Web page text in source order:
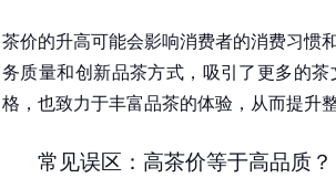
茶价的升高可能会影响消费者的消费习惯
务质量和创新品茶方式，吸引了更多的
格，也致力于丰富品茶的体验，从而提升整
常见误区：高茶价等于高品质？